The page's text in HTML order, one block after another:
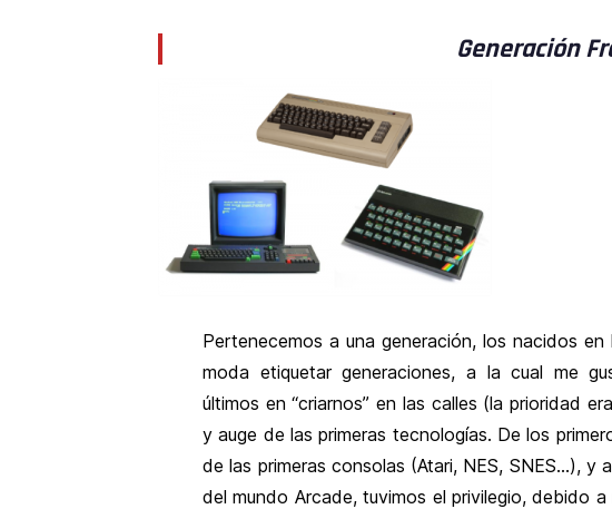
Generación
Pertenecemos a una generación, los nacidos
moda etiquetar generaciones, a la cual me
últimos en “criarnos” en las calles (la prioridad
y auge de las primeras tecnologías. De los
de las primeras consolas (Atari, NES, SNES…),
del mundo Arcade, tuvimos el privilegio, debido